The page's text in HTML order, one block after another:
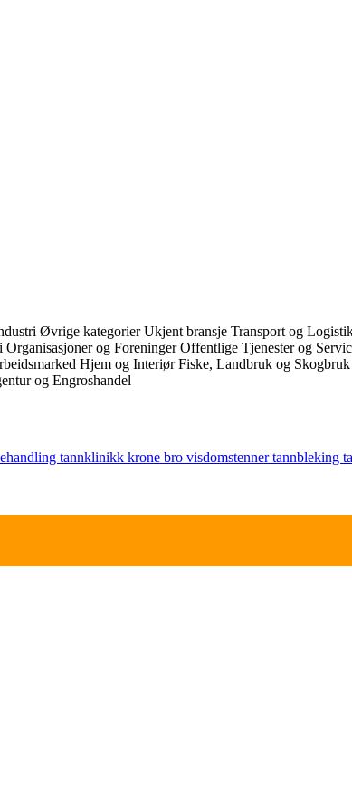
Øvrige kategorierUkjent bransje Transport og
Organisasjoner og ForeningerOffentlige Tjenester og
Hjem og InteriørFiske, Landbruk og Skogbruk
og Engroshandel
tannklinikk krone bro visdomstennertannbleking